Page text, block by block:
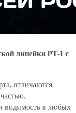
линейки PT-1 с
отличаются
видимость в любых